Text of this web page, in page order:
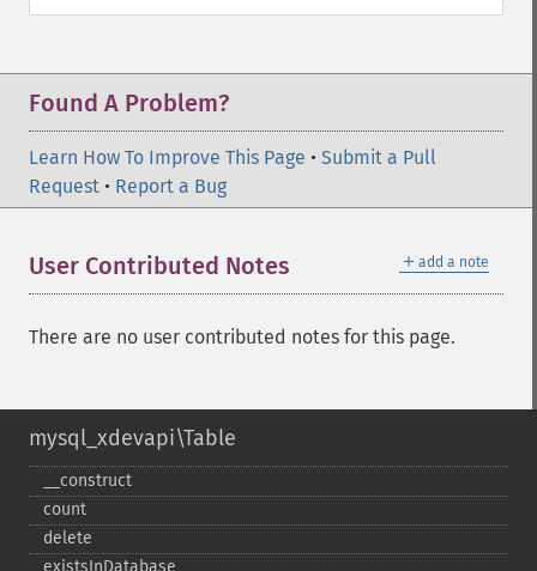
Found A Problem?
Learn How To Improve This Page • Submit a Pull
Request • Report a Bug
＋ add a note
User Contributed Notes
There are no user contributed notes for this page.
mysql_xdevapi\Table
_​_​construct
count
delete
existsInDatabase